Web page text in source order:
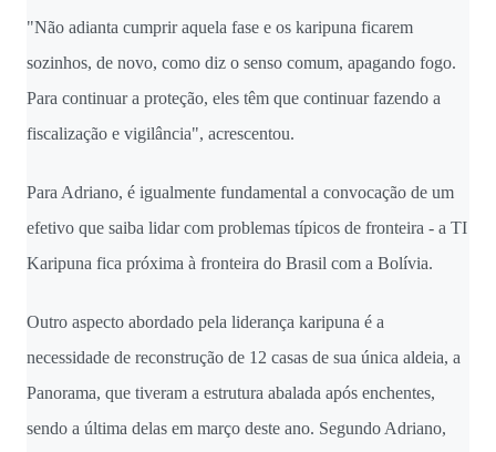
"Não adianta cumprir aquela fase e os karipuna ficarem
sozinhos, de novo, como diz o senso comum, apagando fogo.
Para continuar a proteção, eles têm que continuar fazendo a
fiscalização e vigilância", acrescentou.
Para Adriano, é igualmente fundamental a convocação de um
efetivo que saiba lidar com problemas típicos de fronteira - a TI
Karipuna fica próxima à fronteira do Brasil com a Bolívia.
Outro aspecto abordado pela liderança karipuna é a
necessidade de reconstrução de 12 casas de sua única aldeia, a
Panorama, que tiveram a estrutura abalada após enchentes,
sendo a última delas em março deste ano. Segundo Adriano,